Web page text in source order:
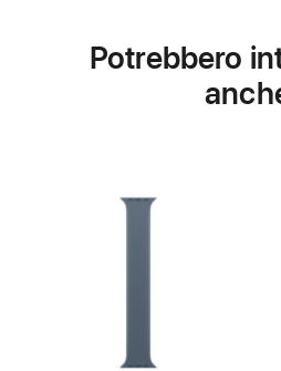
Potrebbero